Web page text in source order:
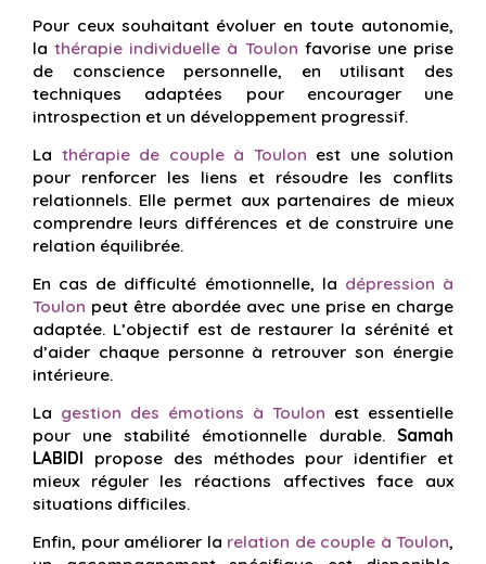
Pour ceux souhaitant évoluer en toute autonomie,
lathérapie individuelle à Toulon favorise une prise
de conscience personnelle, en utilisant des
techniques adaptées pour encourager une
introspection et un développement progressif.
La thérapie de couple à Toulon est une solution
pour renforcer les liens et résoudre les conflits
relationnels. Elle permet aux partenaires de mieux
comprendre leurs différences et de construire une
relation équilibrée.
En cas de difficulté émotionnelle, la dépression à
Toulon peut être abordée avec une prise en charge
adaptée. L’objectif est de restaurer la sérénité et
d’aider chaque personne à retrouver son énergie
intérieure.
La gestion des émotions à Toulon est essentielle
pour une stabilité émotionnelle durable. Samah
LABIDI propose des méthodes pour identifier et
mieux réguler les réactions affectives face aux
situations difficiles.
Enfin, pour améliorer la relation de couple à Toulon,